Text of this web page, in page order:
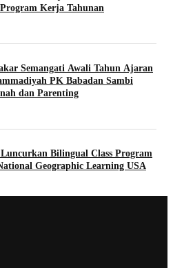
Kerja Tahunan
Semangati Awali Tahun Ajaran
PK Babadan Sambi
dan Parenting
Bilingual Class Program
Geographic Learning USA